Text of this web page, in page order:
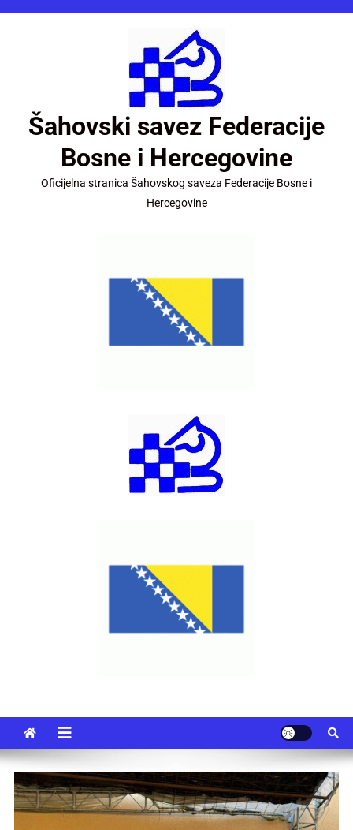
Šahovski savez Federacije
Bosne i Hercegovine
Oficijelna stranica Šahovskog saveza Federacije Bosne i
Hercegovine